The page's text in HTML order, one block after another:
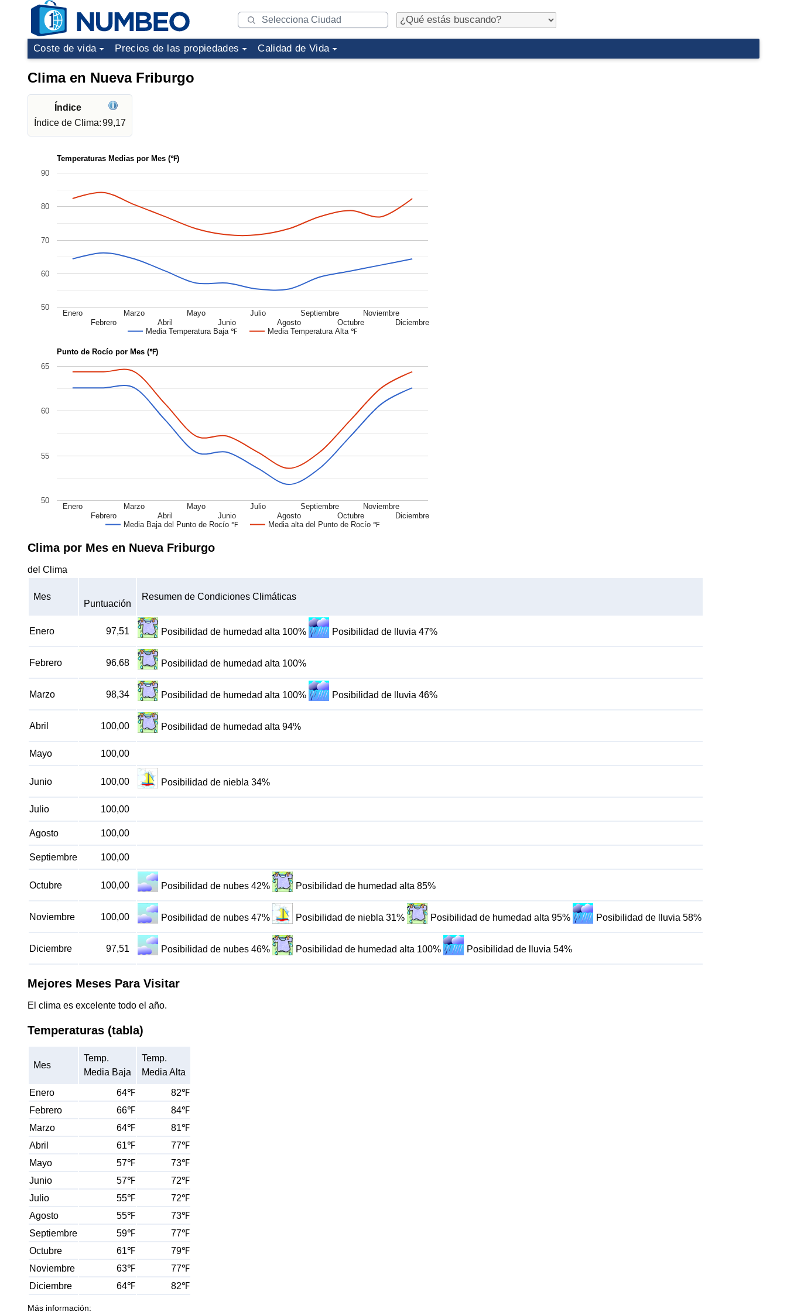
Coste de vida Precios de las propiedades Calidad de Vida
Clima en Nueva Friburgo
Índice
Índice de Clima:99,17
Temperaturas Medias por Mes (℉)
Media Temperatura Baja ℉ Media Temperatura Alta ℉
Enero
Febrero
Marzo
Abril
Mayo
Junio
Julio
Agosto
Septiembre
Octubre
Noviembre
Diciembre
50
60
70
80
90
Punto de Rocío por Mes (℉)
Media Baja del Punto de Rocío ℉ Media alta del Punto de Rocío ℉
Enero
Febrero
Marzo
Abril
Mayo
Junio
Julio
Agosto
Septiembre
Octubre
Noviembre
Diciembre
50
55
60
65
Clima por Mes en Nueva Friburgo
del Clima
Mes
Puntuación
Resumen de Condiciones Climáticas
Enero 97,51 Posibilidad de humedad alta 100% Posibilidad de lluvia 47%
Febrero 96,68 Posibilidad de humedad alta 100%
Marzo 98,34 Posibilidad de humedad alta 100% Posibilidad de lluvia 46%
Abril 100,00 Posibilidad de humedad alta 94%
Mayo 100,00
Junio 100,00 Posibilidad de niebla 34%
Julio 100,00
Agosto 100,00
Septiembre 100,00
Octubre 100,00 Posibilidad de nubes 42% Posibilidad de humedad alta 85%
Noviembre 100,00 Posibilidad de nubes 47% Posibilidad de niebla 31% Posibilidad de humedad alta 95% Posibilidad de lluvia 58%
Diciembre 97,51 Posibilidad de nubes 46% Posibilidad de humedad alta 100% Posibilidad de lluvia 54%
Mejores Meses Para Visitar
El clima es excelente todo el año.
Temperaturas (tabla)
Mes
Temp.
Media Baja
Temp.
Media Alta
Enero 64℉
82℉
Febrero
66℉
84℉
Marzo
64℉
81℉
Abril
61℉
77℉
Mayo
57℉
73℉
Junio
57℉
72℉
Julio
55℉
72℉
Agosto
55℉
73℉
Septiembre
59℉
77℉
Octubre
61℉
79℉
Noviembre
63℉
77℉
Diciembre
64℉ 82℉
Más información: